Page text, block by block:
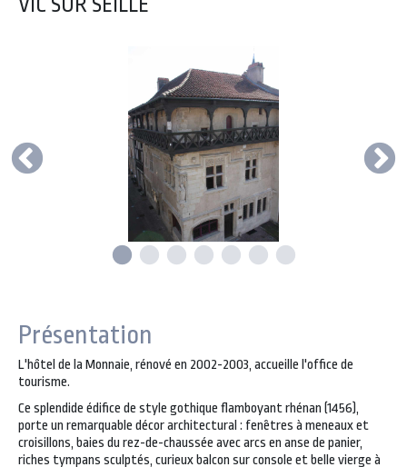
VIC SUR SEILLE
Présentation
L'hôtel de la Monnaie, rénové en 2002-2003, accueille l'office de
tourisme.
Ce splendide édifice de style gothique flamboyant rhénan (1456),
porte un remarquable décor architectural : fenêtres à meneaux et
croisillons, baies du rez-de-chaussée avec arcs en anse de panier,
riches tympans sculptés, curieux balcon sur console et belle vierge à